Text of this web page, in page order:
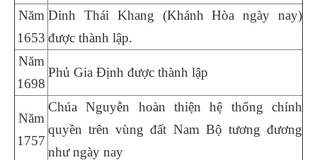
Năm
1653
Dinh Thái Khang (Khánh Hòa ngày nay)
được thành lập.
Năm
1698
Phủ Gia Định được thành lập
Năm
1757
Chúa Nguyễn hoàn thiện hệ thống chính
quyền trên vùng đất Nam Bộ tương đương
như ngày nay